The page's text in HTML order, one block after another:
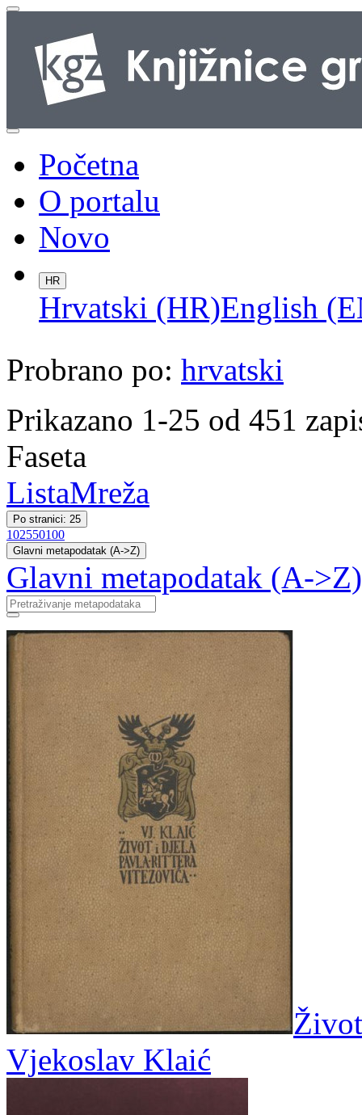
Početna
O portalu
Novo
HR
Hrvatski (HR)English
Probrano po: hrvatski
Prikazano 1-25 od 451
Faseta
ListaMreža
Po stranici: 25
102550100
Glavni metapodatak (A->Z)
Glavni metapodatak (A->Z)
Vjekoslav Klaić